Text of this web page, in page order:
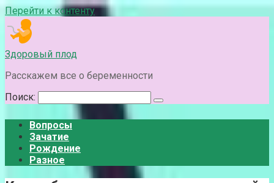
Перейти к контенту
Здоровый плод
Расскажем все о беременности
Поиск:
Вопросы
Зачатие
Рождение
Разное